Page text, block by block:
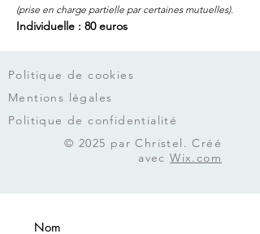
(prise en charge partielle par certaines mutuelles).
Individuelle : 80 euros
Politique de cookies
Mentions légales
Politique de confidentialité
© 2025 par Christel. Créé
avecWix.com